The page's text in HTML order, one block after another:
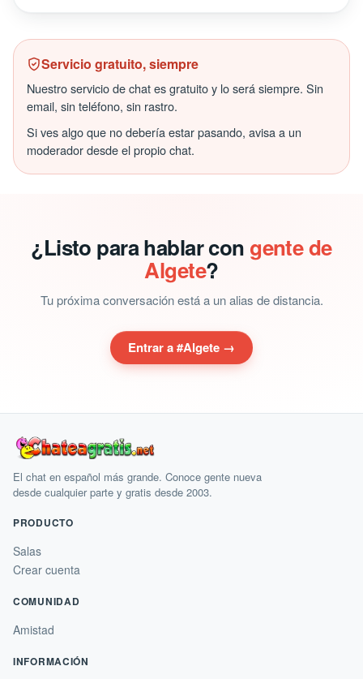
Servicio gratuito, siempre
Nuestro servicio de chat es gratuito y lo será siempre. Sin
email, sin teléfono, sin rastro.
Si ves algo que no debería estar pasando, avisa a un
moderador desde el propio chat.
¿Listo para hablar con gente de
Algete?
Tu próxima conversación está a un alias de distancia.
Entrar a #Algete →
El chat en español más grande. Conoce gente nueva
desde cualquier parte y gratis desde 2003.
PRODUCTO
Salas
Crear cuenta
COMUNIDAD
Amistad
INFORMACIÓN